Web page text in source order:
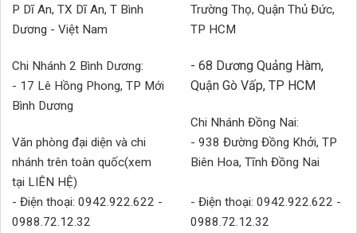
P Dĩ An, TX Dĩ An, T Bình
Dương - Việt Nam
Chi Nhánh 2 Bình Dương:
- 17 Lê Hồng Phong, TP Mới
Bình Dương
Văn phòng đại diện và chi
nhánh trên toàn quốc(xem
tại LIÊN HỆ)
- Điện thoại: 0942.922.622 -
0988.72.12.32
Trường Thọ, Quận Thủ Đức,
TP HCM
- 68 Dương Quảng Hàm,
Quận Gò Vấp, TP HCM
Chi Nhánh Đồng Nai:
- 938 Đường Đồng Khởi, TP
Biên Hoa, Tĩnh Đồng Nai
- Điện thoại: 0942.922.622 -
0988.72.12.32